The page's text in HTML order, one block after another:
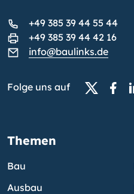
+49 385 39 44 55 44
+49 385 39 44 42 16
info@baulinks.de
Folge uns auf
Themen
Bau
Ausbau